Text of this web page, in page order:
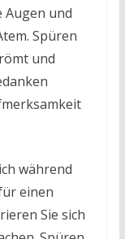
Augen und
Spüren
und
während
einen
Sie sich